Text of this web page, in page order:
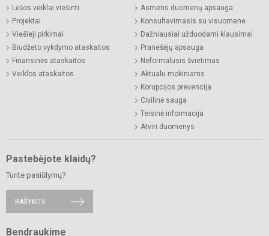
Lėšos veiklai viešinti
Projektai
Viešieji pirkimai
Biudžeto vykdymo ataskaitos
Finansinės ataskaitos
Veiklos ataskaitos
Asmens duomenų apsauga
Konsultavimasis su visuomene
Dažniausiai užduodami klausimai
Pranešėjų apsauga
Neformalusis švietimas
Aktualu mokiniams
Korupcijos prevencija
Civilinė sauga
Teisinė informacija
Atviri duomenys
Pastebėjote klaidų?
Turite pasiūlymų?
RAŠYKITE
Bendraukime